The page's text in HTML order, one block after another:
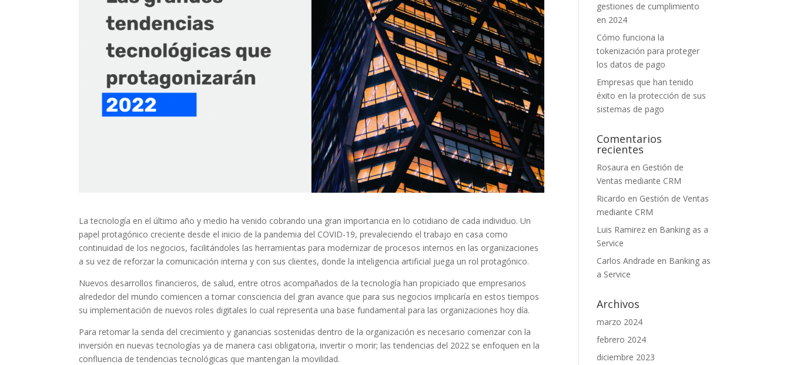
La tecnología en el último año y medio ha venido cobrando una gran importancia en lo cotidiano de cada individuo. Un
papel protagónico creciente desde el inicio de la pandemia del COVID-19, prevaleciendo el trabajo en casa como
continuidad de los negocios, facilitándoles las herramientas para modernizar de procesos internos en las organizaciones
a su vez de reforzar la comunicación interna y con sus clientes, donde la inteligencia artificial juega un rol protagónico.
Nuevos desarrollos financieros, de salud, entre otros acompañados de la tecnología han propiciado que empresarios
alrededor del mundo comiencen a tomar consciencia del gran avance que para sus negocios implicaría en estos tiempos
su implementación de nuevos roles digitales lo cual representa una base fundamental para las organizaciones hoy día.
Para retomar la senda del crecimiento y ganancias sostenidas dentro de la organización es necesario comenzar con la
inversión en nuevas tecnologías ya de manera casi obligatoria, invertir o morir; las tendencias del 2022 se enfoquen en la
confluencia de tendencias tecnológicas que mantengan la movilidad.
gestiones de cumplimiento
en 2024
Cómo funciona la
tokenización para proteger
los datos de pago
Empresas que han tenido
éxito en la protección de sus
sistemas de pago
Comentarios
recientes
Rosaura en Gestión de
Ventas mediante CRM
Ricardo en Gestión de Ventas
mediante CRM
Luis Ramirez en Banking as a
Service
Carlos Andrade en Banking as
a Service
Archivos
marzo 2024
febrero 2024
diciembre 2023